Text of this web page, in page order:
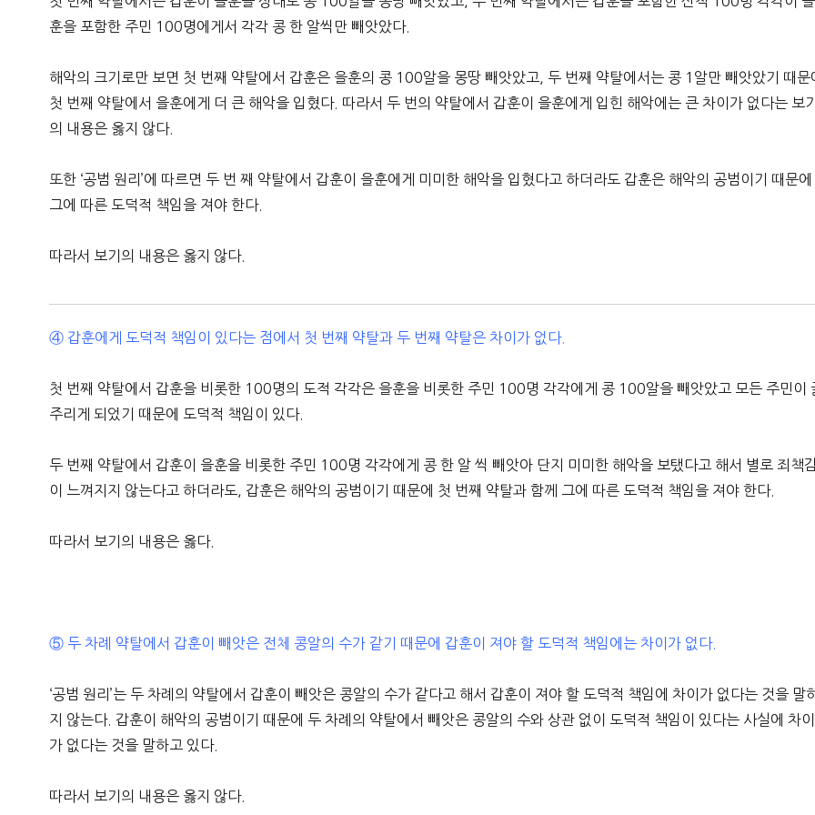
훈을 포함한 주민 100명에게서 각각 콩 한 알씩만 빼앗았다.
해악의 크기로만 보면 첫 번째 약탈에서 갑훈은 을훈의 콩 100알을 몽땅 빼앗았고, 두 번째 약탈에서는 콩 1알만 빼앗았기 때문
첫 번째 약탈에서 을훈에게 더 큰 해악을 입혔다. 따라서 두 번의 약탈에서 갑훈이 을훈에게 입힌 해악에는 큰 차이가 없다는 보기
의 내용은 옳지 않다.
또한 ‘공범 원리’에 따르면 두 번 째 약탈에서 갑훈이 을훈에게 미미한 해악을 입혔다고 하더라도 갑훈은 해악의 공범이기 때문에
그에 따른 도덕적 책임을 져야 한다.
따라서 보기의 내용은 옳지 않다.
④ 갑훈에게 도덕적 책임이 있다는 점에서 첫 번째 약탈과 두 번째 약탈은 차이가 없다.
첫 번째 약탈에서 갑훈을 비롯한 100명의 도적 각각은 을훈을 비롯한 주민 100명 각각에게 콩 100알을 빼앗았고 모든 주민이
주리게 되었기 때문에 도덕적 책임이 있다.
두 번째 약탈에서 갑훈이 을훈을 비롯한 주민 100명 각각에게 콩 한 알 씩 빼앗아 단지 미미한 해악을 보탰다고 해서 별로 죄책
이 느껴지지 않는다고 하더라도, 갑훈은 해악의 공범이기 때문에 첫 번째 약탈과 함께 그에 따른 도덕적 책임을 져야 한다.
따라서 보기의 내용은 옳다.
⑤ 두 차례 약탈에서 갑훈이 빼앗은 전체 콩알의 수가 같기 때문에 갑훈이 져야 할 도덕적 책임에는 차이가 없다.
‘공범 원리’는 두 차례의 약탈에서 갑훈이 빼앗은 콩알의 수가 같다고 해서 갑훈이 져야 할 도덕적 책임에 차이가 없다는 것을 말
지 않는다. 갑훈이 해악의 공범이기 때문에 두 차례의 약탈에서 빼앗은 콩알의 수와 상관 없이 도덕적 책임이 있다는 사실에 차이
가 없다는 것을 말하고 있다.
따라서 보기의 내용은 옳지 않다.